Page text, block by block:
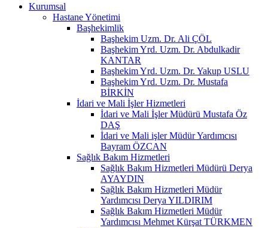
Kurumsal
Hastane Yönetimi
Başhekimlik
Başhekim Uzm. Dr. Ali ÇÖL
Başhekim Yrd. Uzm. Dr. Abdulkadir
KANTAR
Başhekim Yrd. Uzm. Dr. Yakup USLU
Başhekim Yrd. Uzm. Dr. Mustafa
BİRKİN
İdari ve Mali İşler Hizmetleri
İdari ve Mali İşler Müdürü Mustafa Öz
DAŞ
İdari ve Mali işler Müdür Yardımcısı
Bayram ÖZCAN
Sağlık Bakım Hizmetleri
Sağlık Bakım Hizmetleri Müdürü Derya
AYAYDIN
Sağlık Bakım Hizmetleri Müdür
Yardımcısı Derya YILDIRIM
Sağlık Bakım Hizmetleri Müdür
Yardımcısı Mehmet Kürşat TÜRKMEN